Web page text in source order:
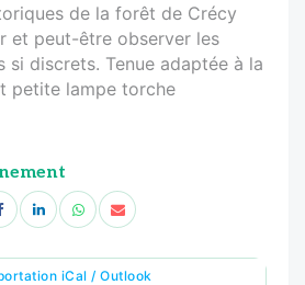
de la forêt de Crécy
et peut-être observer les
si discrets. Tenue adaptée à la
petite lampe torche
iCal / Outlook